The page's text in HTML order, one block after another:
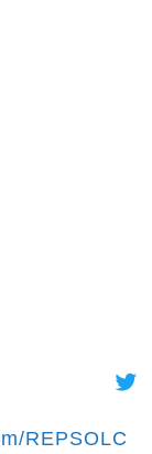
REPSOLC